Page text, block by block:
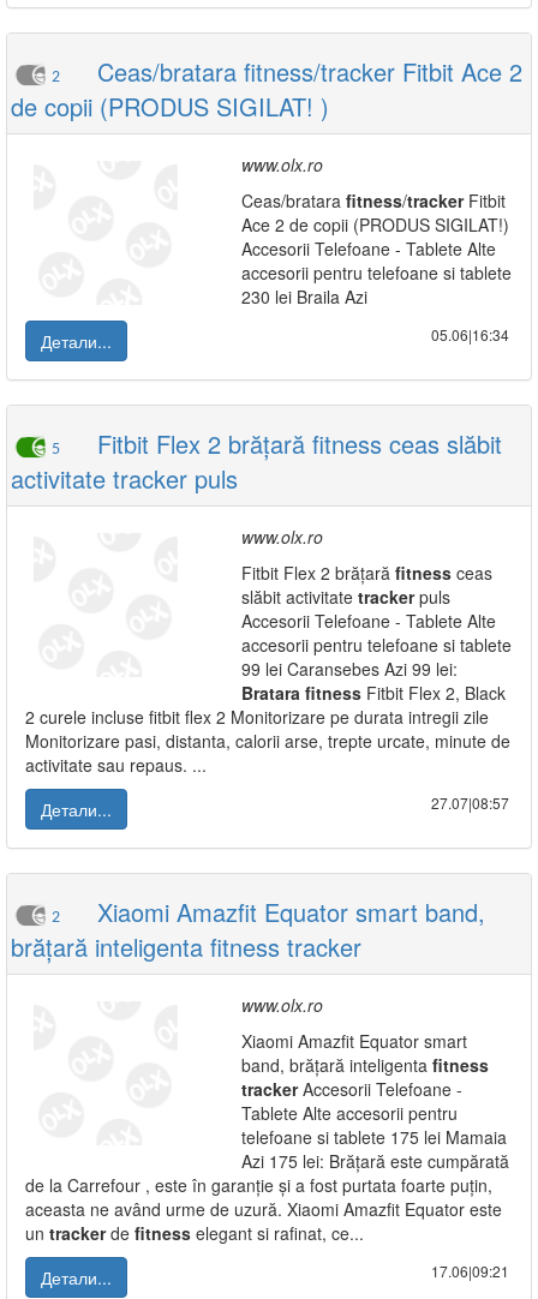
2
Ceas/bratara fitness/tracker Fitbit Ace 2
de copii (PRODUS SIGILAT! )
www.olx.ro
Ceas/bratara fitness/trackerFitbit
Ace 2 de copii (PRODUS SIGILAT!)
Accesorii Telefoane - Tablete Alte
accesorii pentru telefoane si tablete
230 lei Braila Azi
Детали...
05.06|16:34
5
Fitbit Flex 2 brățară fitness ceas slăbit
activitate tracker puls
www.olx.ro
Fitbit Flex 2 brățară fitness ceas
slăbit activitate trackerpuls
Accesorii Telefoane - Tablete Alte
accesorii pentru telefoane si tablete
99 lei Caransebes Azi 99 lei:
Bratara fitness Fitbit Flex 2, Black
2 curele incluse fitbit flex 2 Monitorizare pe durata intregii zile
Monitorizare pasi, distanta, calorii arse, trepte urcate, minute de
activitate sau repaus. ...
Детали...
27.07|08:57
2
Xiaomi Amazfit Equator smart band,
brățară inteligenta fitness tracker
www.olx.ro
Xiaomi Amazfit Equator smart
band, brățară inteligenta fitness
trackerAccesorii Telefoane -
Tablete Alte accesorii pentru
telefoane si tablete 175 lei Mamaia
Azi 175 lei: Brățară este cumpărată
de la Carrefour , este în garanție și a fost purtata foarte puțin,
aceasta ne având urme de uzură. Xiaomi Amazfit Equator este
un trackerde fitness elegant si rafinat, ce...
Детали...
17.06|09:21